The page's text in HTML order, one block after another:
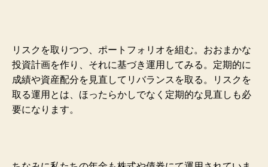
リスクを取りつつ、ポートフォリオを組む。おおまかな
投資計画を作り、それに基づき運用してみる。定期的に
成績や資産配分を見直してリバランスを取る。リスクを
取る運用とは、ほったらかしでなく定期的な見直しも必
要になります。